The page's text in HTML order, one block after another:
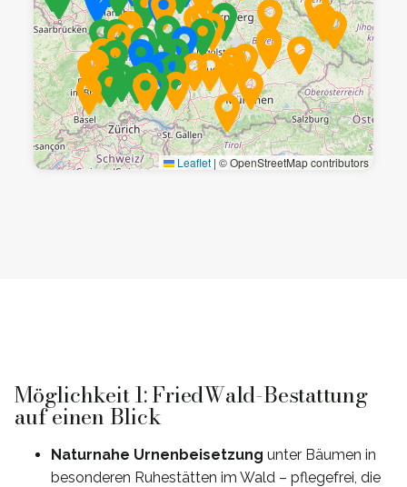
Leaflet | © OpenStreetMap contributors
Möglichkeit 1: FriedWald-Bestattung
auf einen Blick
Naturnahe Urnenbeisetzung unter Bäumen in
besonderen Ruhestätten im Wald – pflegefrei, die